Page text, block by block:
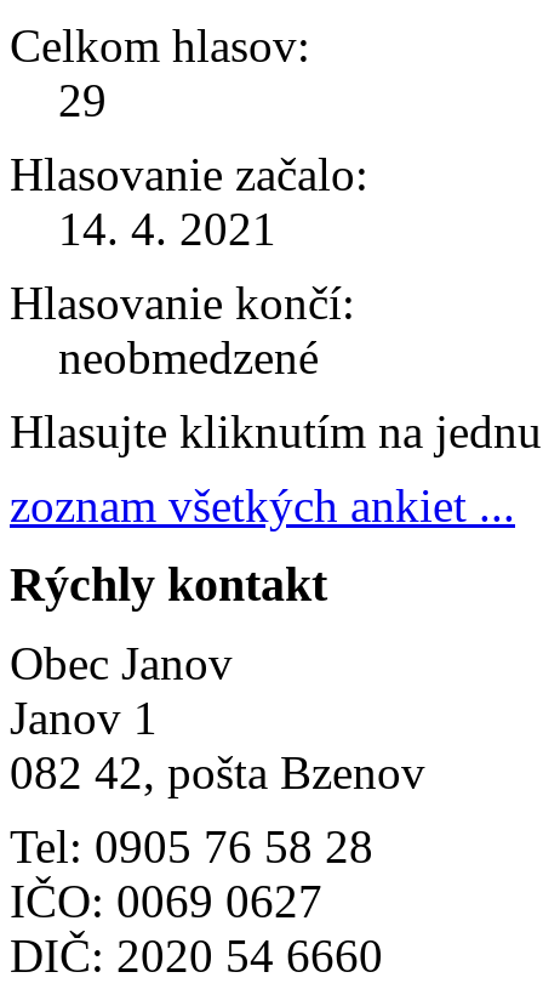
Celkom hlasov:
29
Hlasovanie začalo:
14. 4. 2021
Hlasovanie končí:
neobmedzené
Hlasujte kliknutím na
zoznam všetkých ankiet ...
Rýchly kontakt
Obec Janov
Janov 1
082 42, pošta Bzenov
Tel: 0905 76 58 28
IČO: 0069 0627
DIČ: 2020 54 6660